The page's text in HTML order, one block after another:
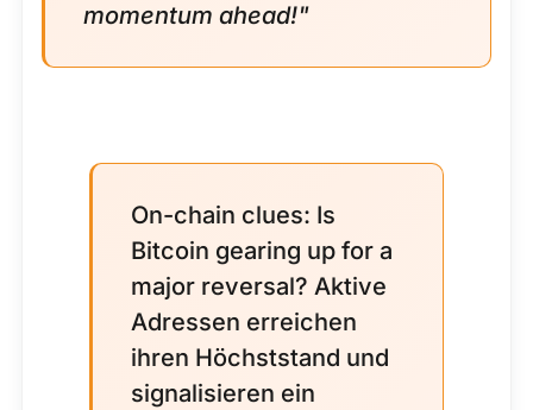
momentum ahead!"
On-chain clues: Is
Bitcoin gearing up for a
major reversal? Aktive
Adressen erreichen
ihren Höchststand und
signalisieren ein